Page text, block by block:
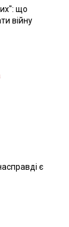
що
війну
є